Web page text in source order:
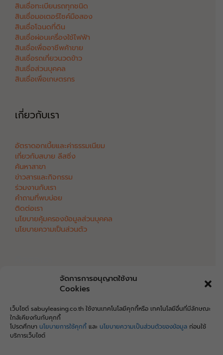
จัดการการอนุญาตใช้งาน
Cookies
เว็บไซต์ sabuyleasing.co.th ใช้งานเทคโนโลยีคุกกี้หรือ เทคโนโลยีอื่นที่มีลักษณะ
ใกล้เคียงกันกับคุกกี้
โปรดศึกษา นโยบายการใช้คุกกี้ และ นโยบายความเป็นส่วนตัวของข้อมูล ก่อนใช้
บริการเว็บไซต์
สินเชื่อทะเบียนรถทุกชนิด
สินเชื่อมอเตอร์ไซค์มือสอง
สินเชื่อโฉนดที่ดิน
สินเชื่อผ่อนเครื่องใช้ไฟฟ้า
สินเชื่อเพื่ออาชีพค้าขาย
สินเชื่อรถเกี่ยวนวดข้าว
สินเชื่อส่วนบุคคล
สินเชื่อเพื่อเกษตรกร
เกี่ยวกับเรา
อัตราดอกเบี้ยและค่าธรรมเนียม
เกี่ยวกับสบาย ลีสซิ่ง
ค้นหาสาขา
ข่าวสารและกิจกรรม
ร่วมงานกับเรา
คำถามที่พบบ่อย
ติดต่อเรา
นโยบายคุ้มครองข้อมูลส่วนบุคคล
นโยบายความเป็นส่วนตัว
บริษัท สบาย ลีสซิ่ง จำกัด
พิษณุโลก 65000
โทร.055 000 555
อีเมลsupport@sabuyleasing.com